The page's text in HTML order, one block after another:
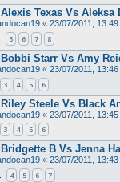
Alexis Texas Vs Aleksa
« 23/07/2011, 13:49
5 6 7 8
Bobbi Starr Vs Amy
« 23/07/2011, 13:46
3 4 5 6
Riley Steele Vs Black
« 23/07/2011, 13:45
3 4 5 6
Bridgette B Vs Jenna
« 23/07/2011, 13:43
4 5 6 7